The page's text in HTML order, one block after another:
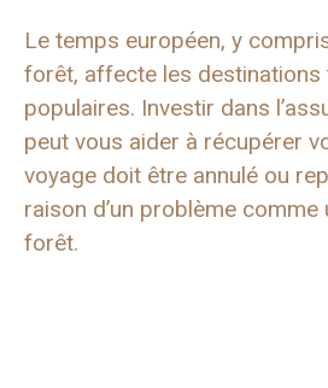
Le temps européen, y
forêt, affecte les destinations
populaires. Investir dans
peut vous aider à récupérer
voyage doit être annulé ou
raison d’un problème comme
forêt.